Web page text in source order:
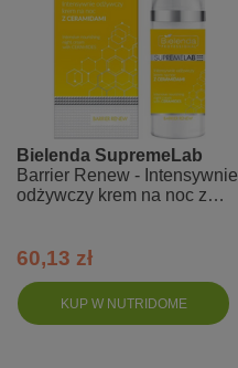
KUP W NUTRIDOME
Bielenda SupremeLab
Barrier Renew - Intensywnie
odżywczy krem na noc z
60,13 zł